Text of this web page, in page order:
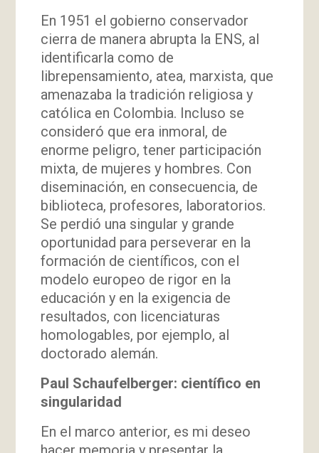
En 1951 el gobierno conservador
cierra de manera abrupta la ENS, al
identificarla como de
librepensamiento, atea, marxista, que
amenazaba la tradición religiosa y
católica en Colombia. Incluso se
consideró que era inmoral, de
enorme peligro, tener participación
mixta, de mujeres y hombres. Con
diseminación, en consecuencia, de
biblioteca, profesores, laboratorios.
Se perdió una singular y grande
oportunidad para perseverar en la
formación de científicos, con el
modelo europeo de rigor en la
educación y en la exigencia de
resultados, con licenciaturas
homologables, por ejemplo, al
doctorado alemán.
Paul Schaufelberger: científico en
singularidad
En el marco anterior, es mi deseo